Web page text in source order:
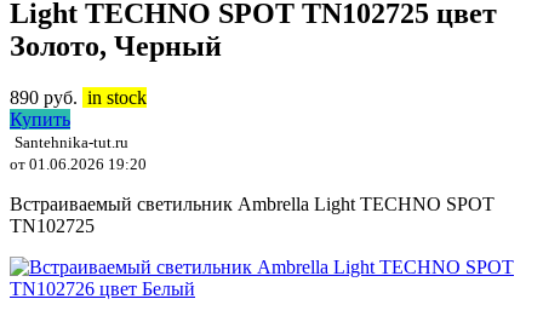
Light TECHNO SPOT TN102725 цвет
Золото, Черный
890 руб. in stock
Купить
Santehnika-tut.ru
от 01.06.2026 19:20
Встраиваемый светильник Ambrella Light TECHNO SPOT
TN102725